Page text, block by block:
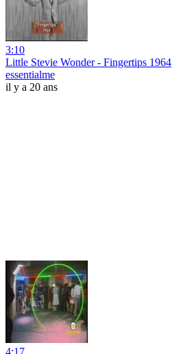
3:10
Little Stevie Wonder - Fingertips 1964
essentialme
il y a 20 ans